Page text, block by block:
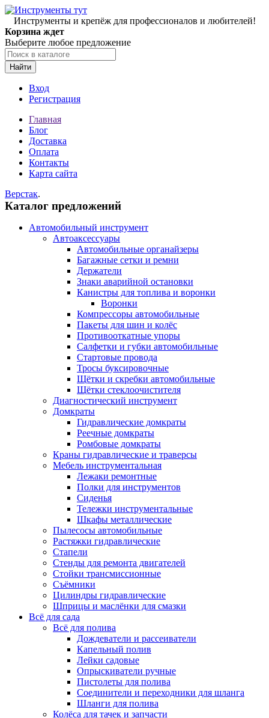
Инструменты и крепёж для профессионалов и любителей!
Корзина ждет
Выберите любое предложение
Найти
Вход
Регистрация
Главная
Блог
Доставка
Оплата
Контакты
Карта сайта
Верстак.
Каталог предложений
Автомобильный инструмент
Автоаксессуары
Автомобильные органайзеры
Багажные сетки и ремни
Держатели
Знаки аварийной остановки
Канистры для топлива и воронки
Воронки
Компрессоры автомобильные
Пакеты для шин и колёс
Противооткатные упоры
Салфетки и губки автомобильные
Стартовые провода
Тросы буксировочные
Щётки и скребки автомобильные
Щётки стеклоочистителя
Диагностический инструмент
Домкраты
Гидравлические домкраты
Реечные домкраты
Ромбовые домкраты
Краны гидравлические и траверсы
Мебель инструментальная
Лежаки ремонтные
Полки для инструментов
Сиденья
Тележки инструментальные
Шкафы металлические
Пылесосы автомобильные
Растяжки гидравлические
Стапели
Стенды для ремонта двигателей
Стойки трансмиссионные
Съёмники
Цилиндры гидравлические
Шприцы и маслёнки для смазки
Всё для сада
Всё для полива
Дождеватели и рассеиватели
Капельный полив
Лейки садовые
Опрыскиватели ручные
Пистолеты для полива
Соединители и переходники для шланга
Шланги для полива
Колёса для тачек и запчасти